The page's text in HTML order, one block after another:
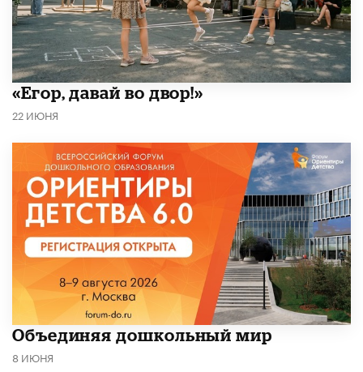
«Егор, давай во двор!»
22 ИЮНЯ
​Объединяя дошкольный мир
8 ИЮНЯ